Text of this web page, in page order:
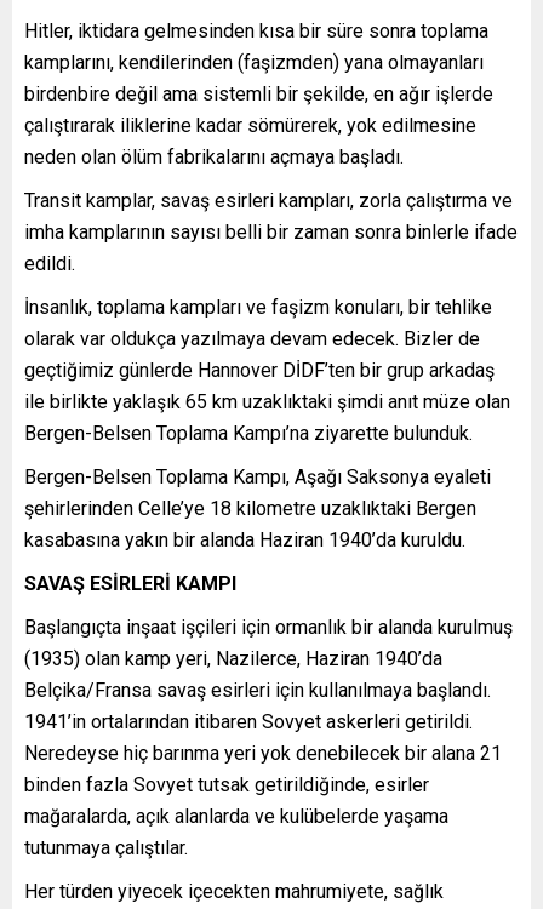
Hitler, iktidara gelmesinden kısa bir süre sonra toplama
kamplarını, kendilerinden (faşizmden) yana olmayanları
birdenbire değil ama sistemli bir şekilde, en ağır işlerde
çalıştırarak iliklerine kadar sömürerek, yok edilmesine
neden olan ölüm fabrikalarını açmaya başladı.
Transit kamplar, savaş esirleri kampları, zorla çalıştırma ve
imha kamplarının sayısı belli bir zaman sonra binlerle ifade
edildi.
İnsanlık, toplama kampları ve faşizm konuları, bir tehlike
olarak var oldukça yazılmaya devam edecek. Bizler de
geçtiğimiz günlerde Hannover DİDF’ten bir grup arkadaş
ile birlikte yaklaşık 65 km uzaklıktaki şimdi anıt müze olan
Bergen-Belsen Toplama Kampı’na ziyarette bulunduk.
Bergen-Belsen Toplama Kampı, Aşağı Saksonya eyaleti
şehirlerinden Celle’ye 18 kilometre uzaklıktaki Bergen
kasabasına yakın bir alanda Haziran 1940’da kuruldu.
SAVAŞ ESİRLERİ KAMPI
Başlangıçta inşaat işçileri için ormanlık bir alanda kurulmuş
(1935) olan kamp yeri, Nazilerce, Haziran 1940’da
Belçika/Fransa savaş esirleri için kullanılmaya başlandı.
1941’in ortalarından itibaren Sovyet askerleri getirildi.
Neredeyse hiç barınma yeri yok denebilecek bir alana 21
binden fazla Sovyet tutsak getirildiğinde, esirler
mağaralarda, açık alanlarda ve kulübelerde yaşama
tutunmaya çalıştılar.
Her türden yiyecek içecekten mahrumiyete, sağlık